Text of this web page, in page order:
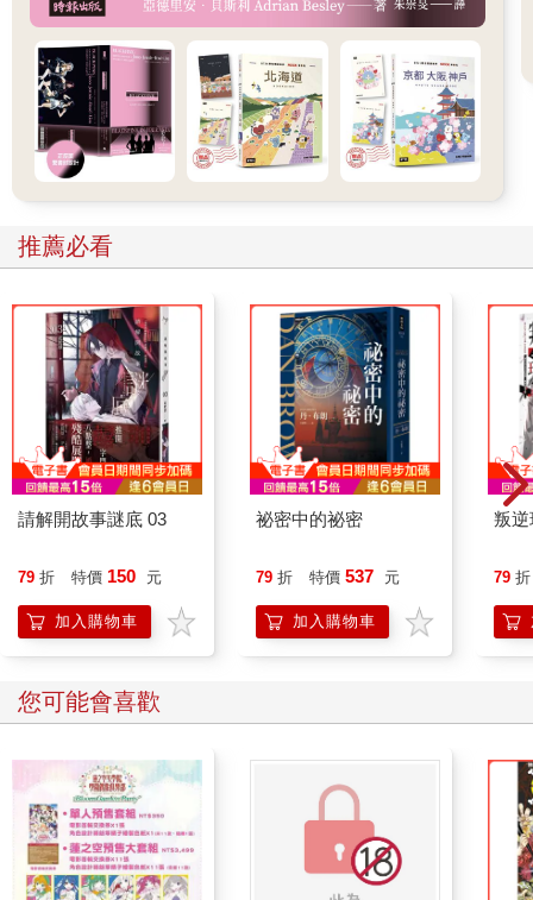
推薦必看
請解開故事謎底 03
79 折 特價 150 元
加入購物車
祕密中的祕密
79 折 特價 537 元
加入購物車
叛逆
79 折
您可能會喜歡